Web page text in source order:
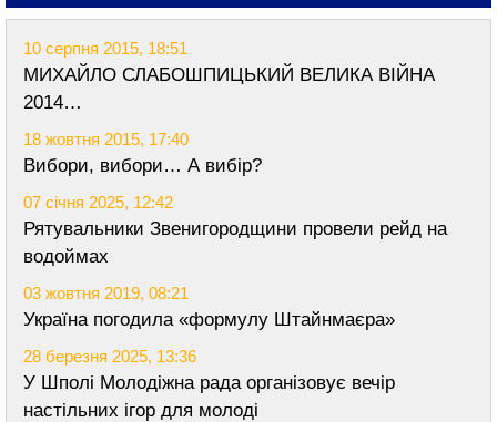
10 серпня 2015, 18:51
МИХАЙЛО СЛАБОШПИЦЬКИЙ ВЕЛИКА ВІЙНА
2014…
18 жовтня 2015, 17:40
Вибори, вибори… А вибір?
07 січня 2025, 12:42
Рятувальники Звенигородщини провели рейд на
водоймах
03 жовтня 2019, 08:21
Україна погодила «формулу Штайнмаєра»
28 березня 2025, 13:36
У Шполі Молодіжна рада організовує вечір
настільних ігор для молоді